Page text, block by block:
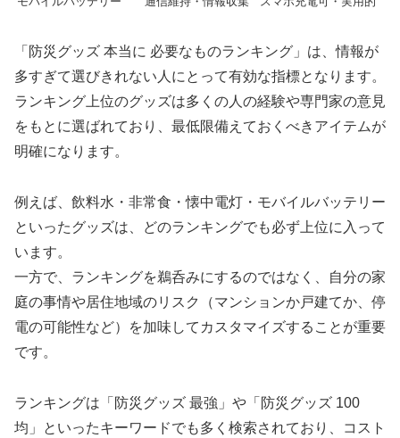
「防災グッズ 本当に 必要なものランキング」は、情報が
多すぎて選びきれない人にとって有効な指標となります。
ランキング上位のグッズは多くの人の経験や専門家の意見
をもとに選ばれており、最低限備えておくべきアイテムが
明確になります。
例えば、飲料水・非常食・懐中電灯・モバイルバッテリー
といったグッズは、どのランキングでも必ず上位に入って
います。
一方で、ランキングを鵜呑みにするのではなく、自分の家
庭の事情や居住地域のリスク（マンションか戸建てか、停
電の可能性など）を加味してカスタマイズすることが重要
です。
ランキングは「防災グッズ 最強」や「防災グッズ 100
均」といったキーワードでも多く検索されており、コスト